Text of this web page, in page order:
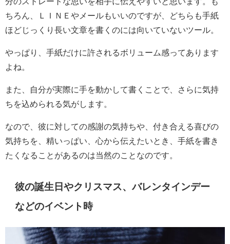
ちろん、ＬＩＮＥやメールもいいのですが、どちらも手紙
ほどじっくり長い文章を書くのには向いていないツール。
やっぱり、手紙だけに許されるボリューム感ってあります
よね。
また、自分が実際に手を動かして書くことで、さらに気持
ちを込められる気がします。
なので、彼に対しての感謝の気持ちや、付き合える喜びの
気持ちを、精いっぱい、心から伝えたいとき、手紙を書き
たくなることがあるのは当然のことなのです。
彼の誕生日やクリスマス、バレンタインデー
などのイベント時